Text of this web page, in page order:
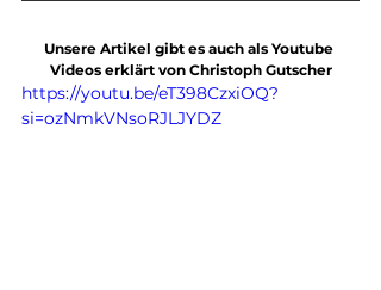
Unsere Artikel gibt es auch als Youtube
Videos erklärt von Christoph Gutscher
https://youtu.be/eT398CzxiOQ?
si=ozNmkVNsoRJLJYDZ